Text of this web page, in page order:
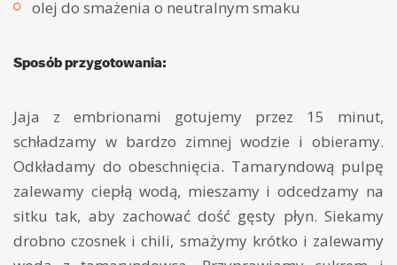
olej do smażenia o neutralnym smaku
Sposób przygotowania:
Jaja z embrionami gotujemy przez 15 minut,
schładzamy w bardzo zimnej wodzie i obieramy.
Odkładamy do obeschnięcia. Tamaryndową pulpę
zalewamy ciepłą wodą, mieszamy i odcedzamy na
sitku tak, aby zachować dość gęsty płyn. Siekamy
drobno czosnek i chili, smażymy krótko i zalewamy